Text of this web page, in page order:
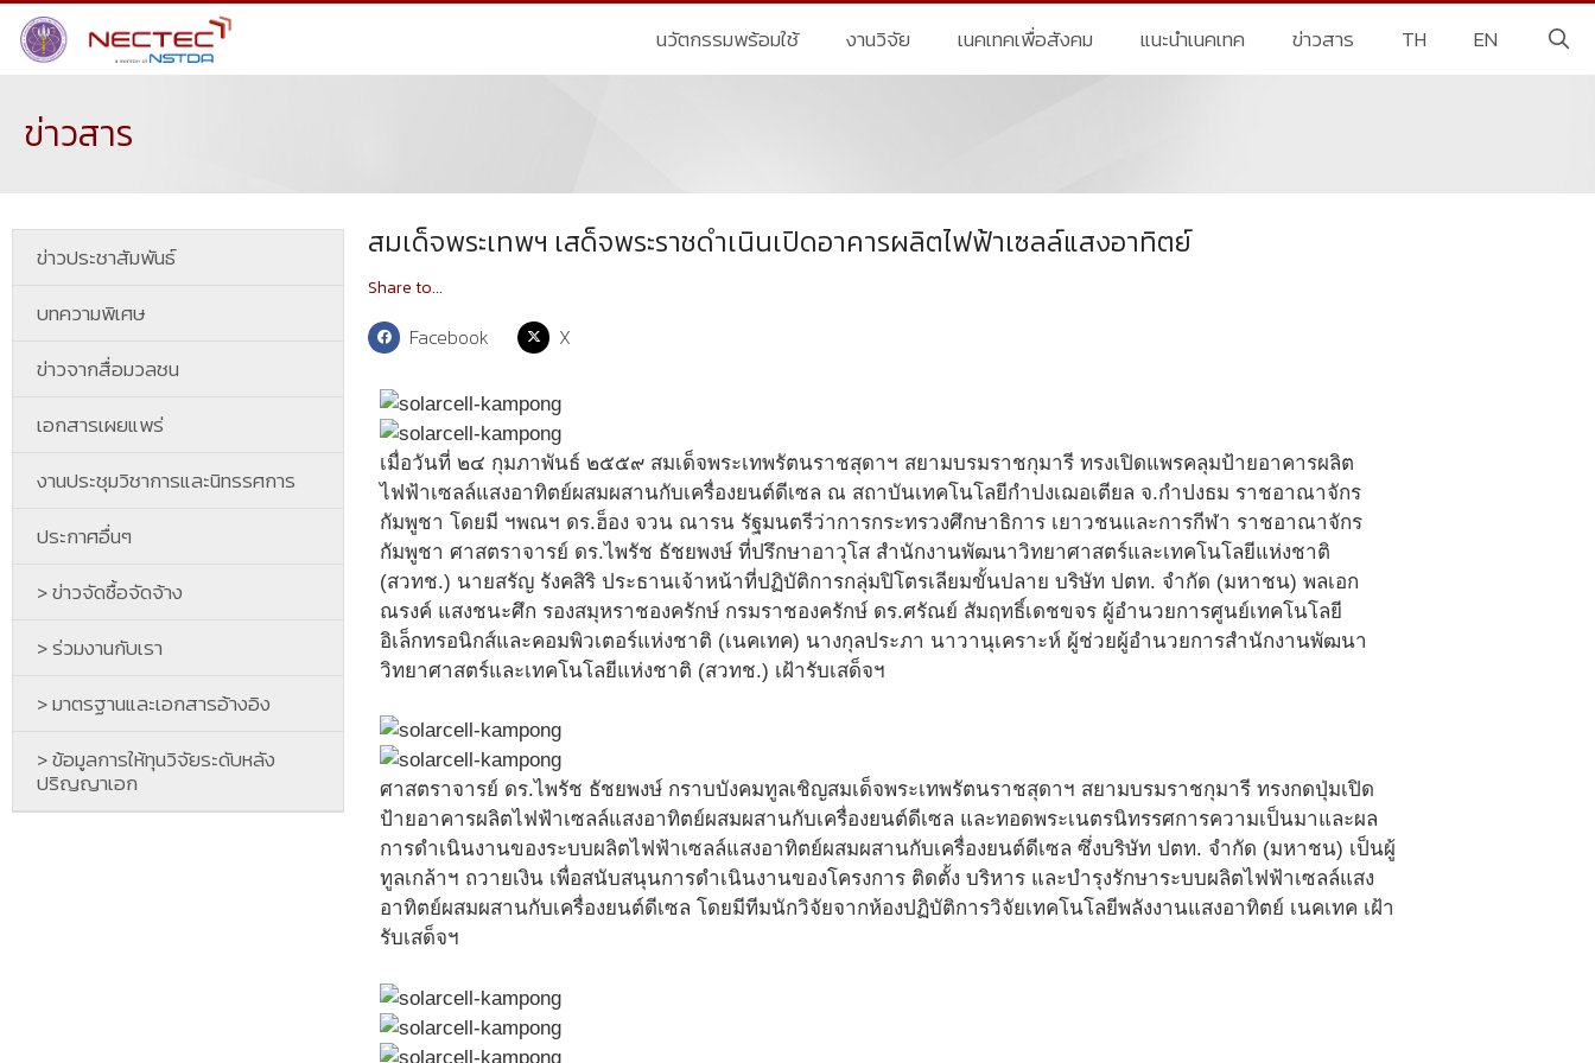
นวัตกรรมพร้อมใช้ งานวิจัย เนคเทคเพื่อสังคม แนะนำเนคเทค ข่าวสาร TH EN
ข่าวสาร
ข่าวประชาสัมพันธ์
บทความพิเศษ
ข่าวจากสื่อมวลชน
เอกสารเผยแพร่
งานประชุมวิชาการและนิทรรศการ
ประกาศอื่นๆ
> ข่าวจัดซื้อจัดจ้าง
> ร่วมงานกับเรา
> มาตรฐานและเอกสารอ้างอิง
> ข้อมูลการให้ทุนวิจัยระดับหลัง
ปริญญาเอก
สมเด็จพระเทพฯ เสด็จพระราชดำเนินเปิดอาคารผลิตไฟฟ้าเซลล์แสงอาทิตย์
Share to...
Facebook X
เมื่อวันที่ ๒๔ กุมภาพันธ์ ๒๕๕๙ สมเด็จพระเทพรัตนราชสุดาฯ สยามบรมราชกุมารี ทรงเปิดแพรคลุมป้ายอาคารผลิต
ไฟฟ้าเซลล์แสงอาทิตย์ผสมผสานกับเครื่องยนต์ดีเซล ณ สถาบันเทคโนโลยีกำปงเฌอเตียล จ.กำปงธม ราชอาณาจักร
กัมพูชา โดยมี ฯพณฯ ดร.ฮ็อง จวน ณารน รัฐมนตรีว่าการกระทรวงศึกษาธิการ เยาวชนและการกีฬา ราชอาณาจักร
กัมพูชา ศาสตราจารย์ ดร.ไพรัช ธัชยพงษ์ ที่ปรึกษาอาวุโส สำนักงานพัฒนาวิทยาศาสตร์และเทคโนโลยีแห่งชาติ
(สวทช.) นายสรัญ รังคสิริ ประธานเจ้าหน้าที่ปฏิบัติการกลุ่มปิโตรเลียมขั้นปลาย บริษัท ปตท. จำกัด (มหาชน) พลเอก
ณรงค์ แสงชนะศึก รองสมุหราชองครักษ์ กรมราชองครักษ์ ดร.ศรัณย์ สัมฤทธิ์เดชขจร ผู้อำนวยการศูนย์เทคโนโลยี
อิเล็กทรอนิกส์และคอมพิวเตอร์แห่งชาติ (เนคเทค) นางกุลประภา นาวานุเคราะห์ ผู้ช่วยผู้อำนวยการสำนักงานพัฒนา
วิทยาศาสตร์และเทคโนโลยีแห่งชาติ (สวทช.) เฝ้ารับเสด็จฯ
ศาสตราจารย์ ดร.ไพรัช ธัชยพงษ์ กราบบังคมทูลเชิญสมเด็จพระเทพรัตนราชสุดาฯ สยามบรมราชกุมารี ทรงกดปุ่มเปิด
ป้ายอาคารผลิตไฟฟ้าเซลล์แสงอาทิตย์ผสมผสานกับเครื่องยนต์ดีเซล และทอดพระเนตรนิทรรศการความเป็นมาและผล
การดำเนินงานของระบบผลิตไฟฟ้าเซลล์แสงอาทิตย์ผสมผสานกับเครื่องยนต์ดีเซล ซึ่งบริษัท ปตท. จำกัด (มหาชน) เป็นผู้
ทูลเกล้าฯ ถวายเงิน เพื่อสนับสนุนการดำเนินงานของโครงการ ติดตั้ง บริหาร และบำรุงรักษาระบบผลิตไฟฟ้าเซลล์แสง
อาทิตย์ผสมผสานกับเครื่องยนต์ดีเซล โดยมีทีมนักวิจัยจากห้องปฏิบัติการวิจัยเทคโนโลยีพลังงานแสงอาทิตย์ เนคเทค เฝ้า
รับเสด็จฯ